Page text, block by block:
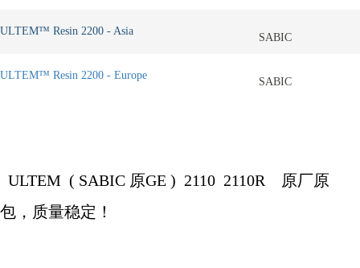
ULTEM™ Resin 2200 - Asia
SABIC
ULTEM™ Resin 2200 - Europe
SABIC
ULTEM ( SABIC 原GE ) 2110 2110R
原厂原
包，质量稳定！